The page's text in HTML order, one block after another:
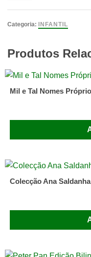
gemeas
preço
por
Categoria: INFANTIL
Produtos
Mil e Tal Nomes
Colecção Ana